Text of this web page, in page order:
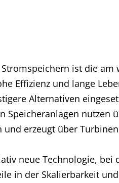
ist die
Effizienz und lange
Alternativen
Speicheranlagen nutzen
und erzeugt über
neue Technologie,
in der Skalierbarkeit